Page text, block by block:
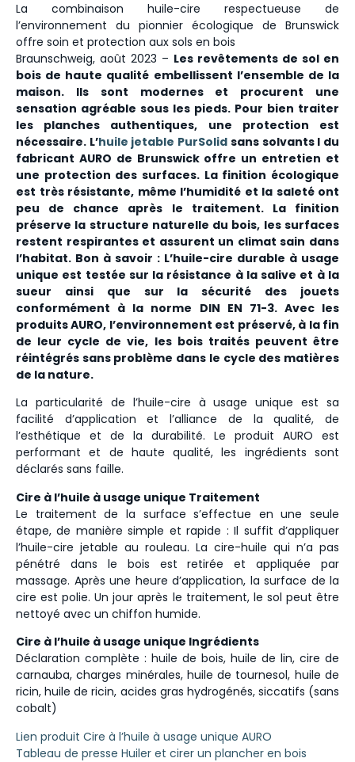
La combinaison huile-cire respectueuse de
l’environnement du pionnier écologique de Brunswick
offre soin et protection aux sols en bois
Braunschweig, août 2023 – Les revêtements de sol en
bois de haute qualité embellissent l’ensemble de la
maison. Ils sont modernes et procurent une
sensation agréable sous les pieds. Pour bien traiter
les planches authentiques, une protection est
nécessaire. L’huile jetable PurSolid sans solvants l du
fabricant AURO de Brunswick offre un entretien et
une protection des surfaces. La finition écologique
est très résistante, même l’humidité et la saleté ont
peu de chance après le traitement. La finition
préserve la structure naturelle du bois, les surfaces
restent respirantes et assurent un climat sain dans
l’habitat. Bon à savoir : L’huile-cire durable à usage
unique est testée sur la résistance à la salive et à la
sueur ainsi que sur la sécurité des jouets
conformément à la norme DIN EN 71-3. Avec les
produits AURO, l’environnement est préservé, à la fin
de leur cycle de vie, les bois traités peuvent être
réintégrés sans problème dans le cycle des matières
de la nature.
La particularité de l’huile-cire à usage unique est sa
facilité d’application et l’alliance de la qualité, de
l’esthétique et de la durabilité. Le produit AURO est
performant et de haute qualité, les ingrédients sont
déclarés sans faille.
Cire à l’huile à usage unique Traitement
Le traitement de la surface s’effectue en une seule
étape, de manière simple et rapide : Il suffit d’appliquer
l’huile-cire jetable au rouleau. La cire-huile qui n’a pas
pénétré dans le bois est retirée et appliquée par
massage. Après une heure d’application, la surface de la
cire est polie. Un jour après le traitement, le sol peut être
nettoyé avec un chiffon humide.
Cire à l’huile à usage unique Ingrédients
Déclaration complète : huile de bois, huile de lin, cire de
carnauba, charges minérales, huile de tournesol, huile de
ricin, huile de ricin, acides gras hydrogénés, siccatifs (sans
cobalt)
Lien produit Cire à l’huile à usage unique AURO
Tableau de presse Huiler et cirer un plancher en bois